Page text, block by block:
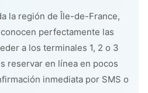
la región de Île-de-France,
perfectamente las
a los terminales 1, 2 o 3
reservar en línea en pocos
inmediata por SMS o